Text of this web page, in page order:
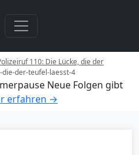
110: Die Lücke, die der
der-teufel-laesst-4
Neue Folgen gibt
erfahren →